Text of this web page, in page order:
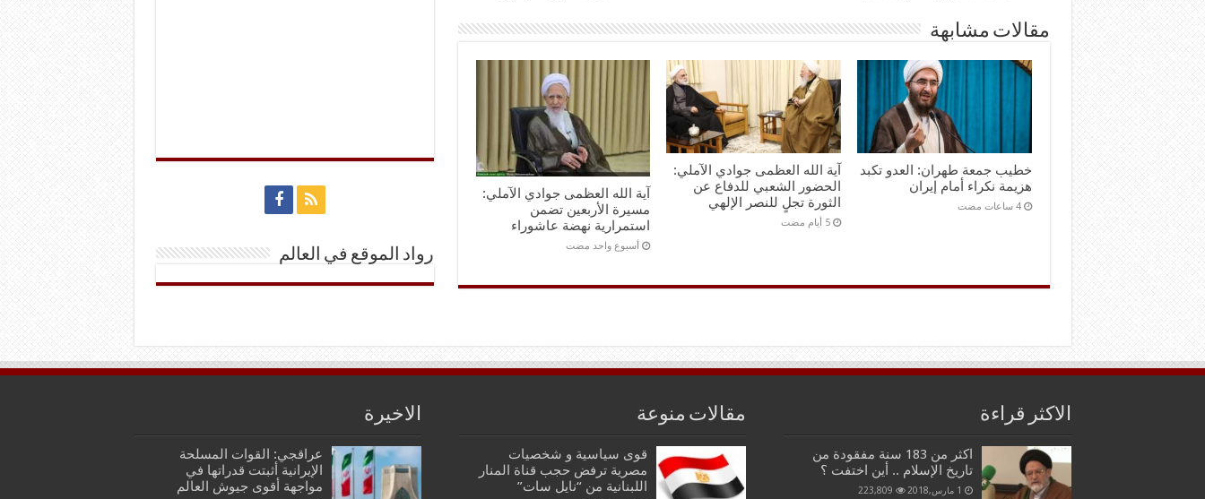
مقالات مشابهة
خطيب جمعة طهران: العدو تكبد
هزيمة نكراء أمام إيران
‏4 ساعات مضت
آية الله العظمى جوادي الآملي:
الحضور الشعبي للدفاع عن
الثورة تجلٍ للنصر الإلهي
‏5 أيام مضت
آية الله العظمى جوادي الآملي:
مسيرة الأربعين تضمن
استمرارية نهضة عاشوراء
‏أسبوع واحد مضت
رواد الموقع في العالم
الاكثر قراءة
اكثر من 183 سنة مفقودة من
تاريخ الإسلام .. أين اختفت ؟
1 مارس,2018 223,809
مقالات منوعة
قوى سياسية و شخصيات
مصرية ترفض حجب قناة المنار
اللبنانیة من “نایل سات”
الاخيرة
عراقجي: القوات المسلحة
الإيرانية أثبتت قدراتها في
مواجهة أقوى جيوش العالم